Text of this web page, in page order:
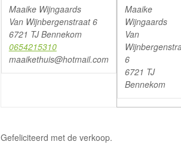
Maaike Wijngaards
Van Wijnbergenstraat 6
6721 TJ Bennekom
0654215310
maaikethuis@hotmail.com
Maaike
Wijngaards
Van
6
6721 TJ
Bennekom
Gefeliciteerd met de verkoop.